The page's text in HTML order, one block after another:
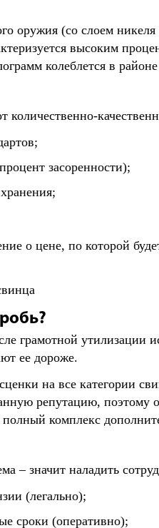
оружия (со слоем
высоким
колеблется в
засоренности);
о цене, по которой
грамотной утилизации
ее дороже.
на все категории
репутацию, поэтому
комплекс
– значит наладить
(легально);
сроки (оперативно);